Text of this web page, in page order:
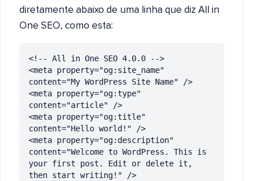
diretamente abaixo de uma linha que diz All in
One SEO, como esta:
<!-- All in One SEO 4.0.0 -->
<meta property="og:site_name"
content="My WordPress Site Name" />
<meta property="og:type"
content="article" />
<meta property="og:title"
content="Hello world!" />
<meta property="og:description"
content="Welcome to WordPress. This is
your first post. Edit or delete it,
then start writing!" />